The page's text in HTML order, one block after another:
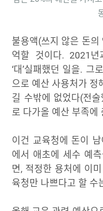
불용액(쓰지 않은 돈의
억할 것이다. 2021
‘대’실패했던 일을. 그
으로 예산 사용처가 정
길 수밖에 없었다(전
로 다가올 예산 부족에
이건 교육청에 돈이
에서 애초에 세수 예
면, 적정한 용처에 이
육청만 나쁘다고 할 수